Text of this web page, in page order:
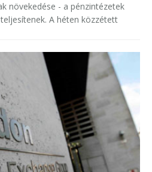
növekedése - a pénzintézetek
héten közzétett